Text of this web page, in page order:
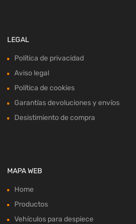
LEGAL
Política de privacidad
Aviso legal
Política de cookies
Garantías devoluciones y envíos
Desistimiento de compra
MAPA WEB
Home
Productos
Vehículos para despiece